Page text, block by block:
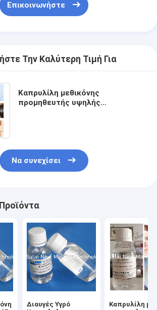
Επικοινωνήστε
Την Καλύτερη Τιμή Για
Καπρυλίλη μεθικόνης
προμηθευτής υψηλής
Να συνεχίσει
Διαυγές Υγρό
Καπρυλίλη